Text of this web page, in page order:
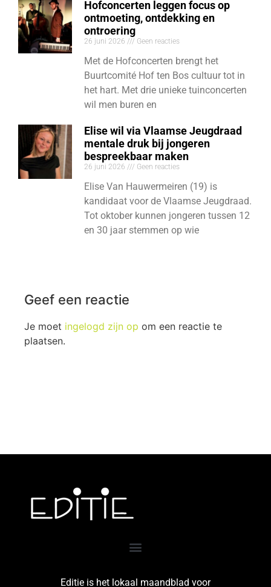
Hofconcerten leggen focus op
ontmoeting, ontdekking en
ontroering
26 juni 2026 Geen reacties
Met de Hofconcerten brengt het
Buurtcomité Hof ten Bos cultuur tot in
het hart. Met drie unieke tuinconcerten
wil men buren en
Elise wil via Vlaamse Jeugdraad
mentale druk bij jongeren
bespreekbaar maken
26 juni 2026 Geen reacties
Elise Van Hauwermeiren (19) is
kandidaat voor de Vlaamse Jeugdraad.
Tot oktober kunnen jongeren tussen 12
en 30 jaar stemmen op wie
Geef een reactie
Je moet ingelogd zijn op om een reactie te
plaatsen.
Editie is het lokaal maandblad voor